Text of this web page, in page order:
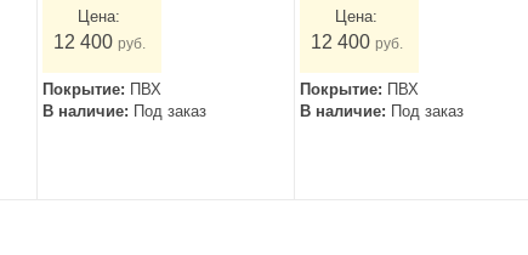
Цена:
12 400 руб.
Покрытие: ПВХ
В наличие: Под заказ
Цена:
12 400 руб.
Покрытие: ПВХ
В наличие: Под заказ